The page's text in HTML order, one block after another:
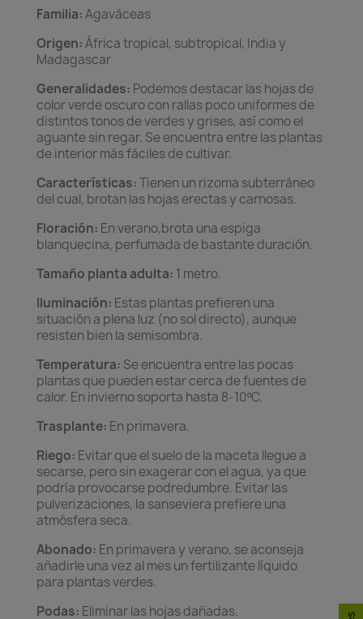
Familia:Agaváceas
Origen:África tropical, subtropical, India y
Madagascar
Generalidades: Podemos destacar las hojas de
color verde oscuro con rallas poco uniformes de
distintos tonos de verdes y grises, así como el
aguante sin regar. Se encuentra entre las plantas
de interior más fáciles de cultivar.
Características:Tienen un rizoma subterráneo
del cual, brotan las hojas erectas y carnosas.
Floración: En verano,brota una espiga
blanquecina, perfumada de bastante duración.
Tamaño planta adulta: 1 metro.
Iluminación: Estas plantas prefieren una
situación a plena luz (no sol directo), aunque
resisten bien la semisombra.
Temperatura: Se encuentra entre las pocas
plantas que pueden estar cerca de fuentes de
calor. En invierno soporta hasta 8-10ºC.
Trasplante: En primavera.
Riego: Evitar que el suelo de la maceta llegue a
secarse, pero sin exagerar con el agua, ya que
podría provocarse podredumbre. Evitar las
pulverizaciones, la sanseviera prefiere una
atmósfera seca.
Abonado: En primavera y verano, se aconseja
añadirle una vez al mes un fertilizante líquido
para plantas verdes.
Podas: Eliminar las hojas dañadas.